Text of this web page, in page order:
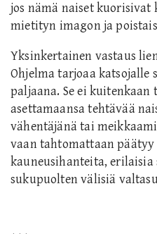
jos nämä naiset
mietityn imagon ja
Yksinkertainen vastaus
Ohjelma tarjoaa katsojalle
paljaana. Se ei kuitenkaan
asettamaansa tehtävää
vähentäjänä tai
vaan tahtomattaan
kauneusihanteita,
sukupuolten välisiä